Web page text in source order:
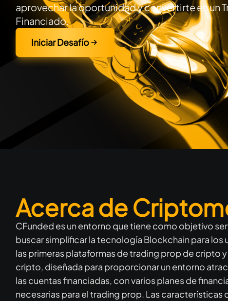
aprovechar la oportunidad y convertirte en un
Financiado.
Iniciar Desafío
Acerca de
CFunded es un entorno que tiene como objetivo
buscar simplificar la tecnología Blockchain para
las primeras plataformas de trading prop de cripto
cripto, diseñada para proporcionar un entorno
las cuentas financiadas, con varios planes de
necesarias para el trading prop. Las